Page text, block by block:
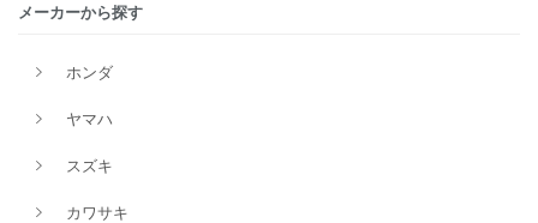
メーカーから探す
ホンダ
ヤマハ
スズキ
カワサキ